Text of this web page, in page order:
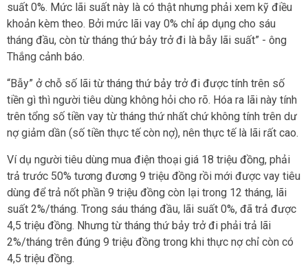
suất 0%. Mức lãi suất này là có thật nhưng phải xem kỹ điều
khoản kèm theo. Bởi mức lãi vay 0% chỉ áp dụng cho sáu
tháng đầu, còn từ tháng thứ bảy trở đi là bẫy lãi suất” - ông
Thắng cảnh báo.
“Bẫy” ở chỗ số lãi từ tháng thứ bảy trở đi được tính trên số
tiền gì thì người tiêu dùng không hỏi cho rõ. Hóa ra lãi này tính
trên tổng số tiền vay từ tháng thứ nhất chứ không tính trên dư
nợ giảm dần (số tiền thực tế còn nợ), nên thực tế là lãi rất cao.
Ví dụ người tiêu dùng mua điện thoại giá 18 triệu đồng, phải
trả trước 50% tương đương 9 triệu đồng rồi mới được vay tiêu
dùng để trả nốt phần 9 triệu đồng còn lại trong 12 tháng, lãi
suất 2%/tháng. Trong sáu tháng đầu, lãi suất 0%, đã trả được
4,5 triệu đồng. Nhưng từ tháng thứ bảy trở đi phải trả lãi
2%/tháng trên đúng 9 triệu đồng trong khi thực nợ chỉ còn có
4,5 triệu đồng.